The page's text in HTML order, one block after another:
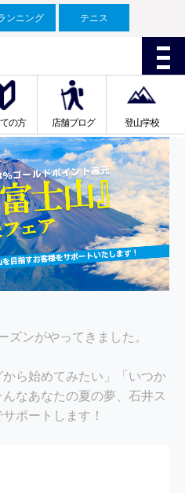
ンニング テニス
の方 店舗ブログ 登山学校
ンがやってきました。
から始めてみたい」「いつか
なあなたの夏の夢、石井ス
ポートします！